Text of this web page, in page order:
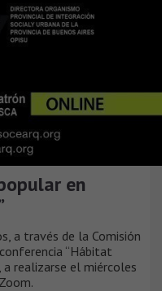
en
a través de la Comisión
“Hábitat
a realizarse el miércoles